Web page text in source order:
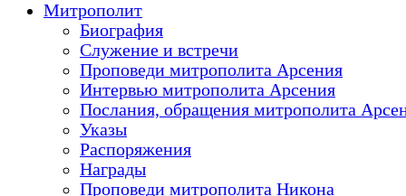
Митрополит
Биография
Служение и встречи
Проповеди митрополита Арсения
Интервью митрополита Арсения
Послания, обращения митрополита
Указы
Распоряжения
Награды
Проповеди митрополита Никона